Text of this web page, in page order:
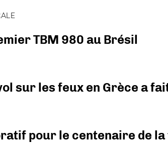
TBM 980 au Brésil
sur les feux en Grèce a
pour le centenaire de